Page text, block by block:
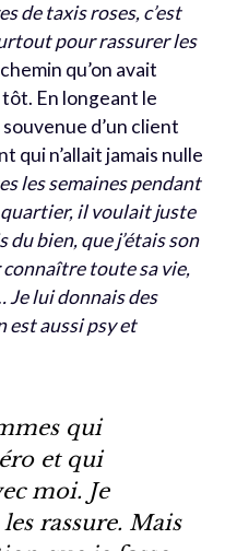
de taxis roses, c’est
pour rassurer les
qu’on avait
En longeant le
d’un client
qui n’allait jamais nulle
les semaines pendant
il voulait juste
bien, que j’étais son
connaître toute sa vie,
Je lui donnais des
est aussi psy et
qui
et qui
moi. Je
rassure. Mais